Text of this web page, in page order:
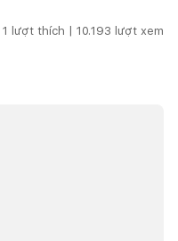
1 lượt thích | 10.193 lượt xem